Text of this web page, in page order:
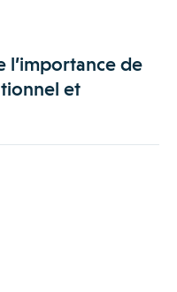
l’importance de
et